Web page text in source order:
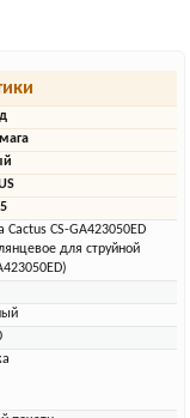
Cactus CS-GA423050ED
для струйной